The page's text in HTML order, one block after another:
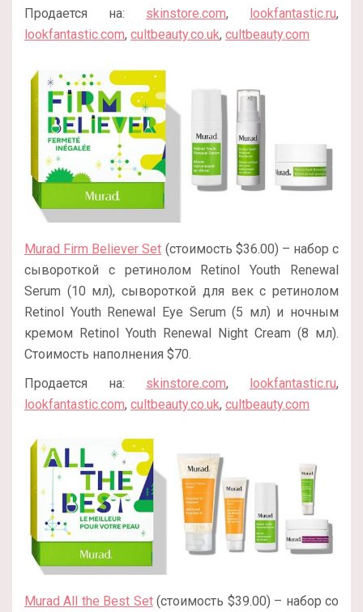
Продается на: skinstore.com, lookfantastic.ru,
lookfantastic.com, cultbeauty.co.uk, cultbeauty.com
Murad Firm Believer Set (стоимость $36.00) – набор с
сывороткой с ретинолом Retinol Youth Renewal
Serum (10 мл), сывороткой для век с ретинолом
Retinol Youth Renewal Eye Serum (5 мл) и ночным
кремом Retinol Youth Renewal Night Cream (8 мл).
Стоимость наполнения $70.
Продается на: skinstore.com, lookfantastic.ru,
lookfantastic.com, cultbeauty.co.uk, cultbeauty.com
Murad All the Best Set(стоимость $39.00) – набор со